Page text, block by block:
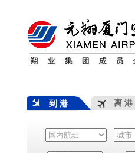
到 港 离 港